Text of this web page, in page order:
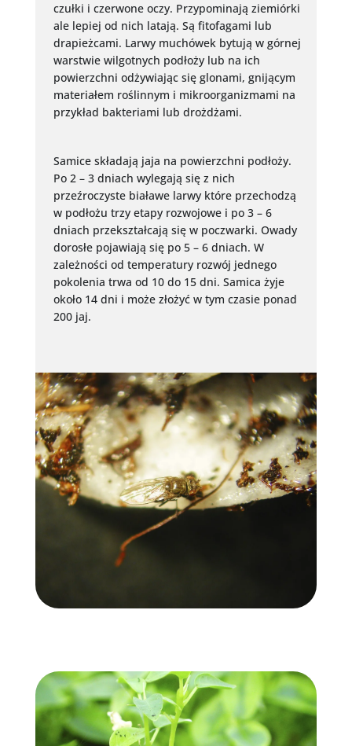
czułki i czerwone oczy. Przypominają ziemiórki
ale lepiej od nich latają. Są fitofagami lub
drapieżcami. Larwy muchówek bytują w górnej
warstwie wilgotnych podłoży lub na ich
powierzchni odżywiając się glonami, gnijącym
materiałem roślinnym i mikroorganizmami na
przykład bakteriami lub drożdżami.
Samice składają jaja na powierzchni podłoży.
Po 2 – 3 dniach wylegają się z nich
przeźroczyste białawe larwy które przechodzą
w podłożu trzy etapy rozwojowe i po 3 – 6
dniach przekształcają się w poczwarki. Owady
dorosłe pojawiają się po 5 – 6 dniach. W
zależności od temperatury rozwój jednego
pokolenia trwa od 10 do 15 dni. Samica żyje
około 14 dni i może złożyć w tym czasie ponad
200 jaj.